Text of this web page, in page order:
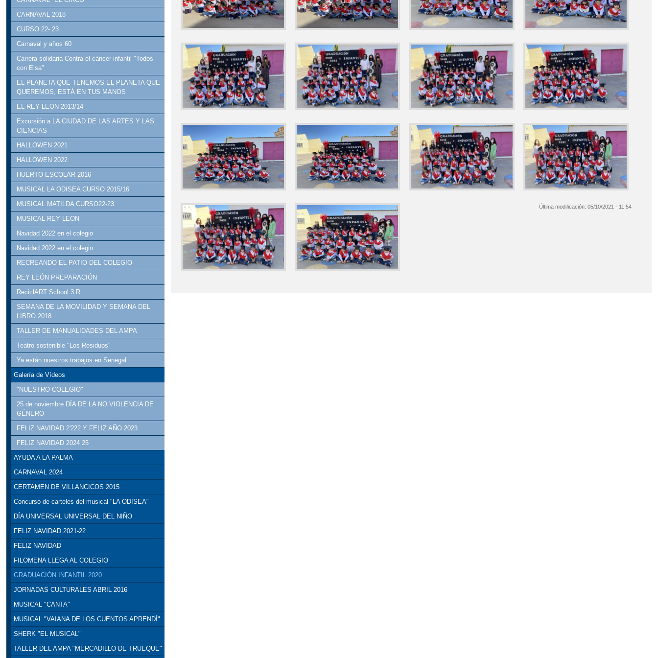
CARNAVAL 2018
CURSO 22- 23
Carnaval y años 60
Carrera solidaria Contra el cáncer infantil "Todos
con Elsa"
EL PLANETA QUE TENEMOS EL PLANETA QUE
QUEREMOS, ESTÁ EN TUS MANOS
EL REY LEON 2013/14
Excursión a LA CIUDAD DE LAS ARTES Y LAS
CIENCIAS
HALLOWEN 2021
HALLOWEN 2022
HUERTO ESCOLAR 2016
MUSICAL LA ODISEA CURSO 2015/16
MUSICAL MATILDA CURSO22-23
MUSICAL REY LEON
Navidad 2022 en el colegio
Navidad 2022 en el colegio
RECREANDO EL PATIO DEL COLEGIO
REY LEÓN PREPARACIÓN
ReciclART School 3.R
SEMANA DE LA MOVILIDAD Y SEMANA DEL
LIBRO 2018
TALLER DE MANUALIDADES DEL AMPA
Teatro sostenible "Los Residuos"
Ya están nuestros trabajos en Senegal
Galería de Vídeos
"NUESTRO COLEGIO"
25 de noviembre DÍA DE LA NO VIOLENCIA DE
GÉNERO
FELIZ NAVIDAD 2'222 Y FELIZ AÑO 2023
FELIZ NAVIDAD 2024 25
AYUDA A LA PALMA
CARNAVAL 2024
CERTAMEN DE VILLANCICOS 2015
Concurso de carteles del musical "LA ODISEA"
DÍA UNIVERSAL UNIVERSAL DEL NIÑO
FELIZ NAVIDAD 2021-22
FELIZ NAVIDAD
FILOMENA LLEGA AL COLEGIO
GRADUACIÓN INFANTIL 2020
JORNADAS CULTURALES ABRIL 2016
MUSICAL "CANTA"
MUSICAL "VAIANA DE LOS CUENTOS APRENDÍ"
SHERK "EL MUSICAL"
TALLER DEL AMPA "MERCADILLO DE TRUEQUE"
Última modificación:05/10/2021 - 11:54